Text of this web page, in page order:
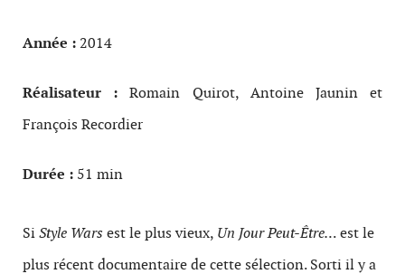
Année :2014
Réalisateur :Romain Quirot, Antoine Jaunin et
François Recordier
Durée : 51 min
SiStyle Wars est le plus vieux, Un Jour Peut-Être…est le
plus récent documentaire de cette sélection. Sorti il y a